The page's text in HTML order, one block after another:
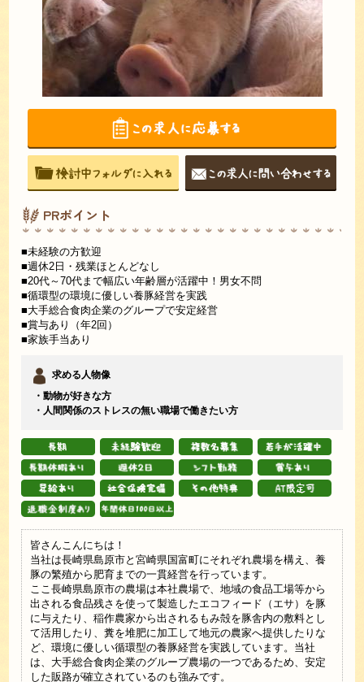
PRポイント
■未経験の方歓迎
■週休2日・残業ほとんどなし
■20代～70代まで幅広い年齢層が活躍中！男女不問
■循環型の環境に優しい養豚経営を実践
■大手総合食肉企業のグループで安定経営
■賞与あり（年2回）
■家族手当あり
求める人物像
・動物が好きな方
・人間関係のストレスの無い職場で働きたい方
皆さんこんにちは！
当社は長崎県島原市と宮崎県国富町にそれぞれ農場を構え、養
豚の繁殖から肥育までの一貫経営を行っています。
ここ長崎県島原市の農場は本社農場で、地域の食品工場等から
出される食品残さを使って製造したエコフィード（エサ）を豚
に与えたり、稲作農家から出されるもみ殻を豚舎内の敷料とし
て活用したり、糞を堆肥に加工して地元の農家へ提供したりな
ど、環境に優しい循環型の養豚経営を実践しています。当社
は、大手総合食肉企業のグループ農場の一つであるため、安定
した販路が確立されているのも強みです。